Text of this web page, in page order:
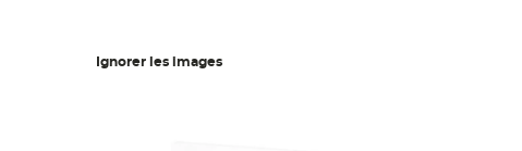
Ignorer les images